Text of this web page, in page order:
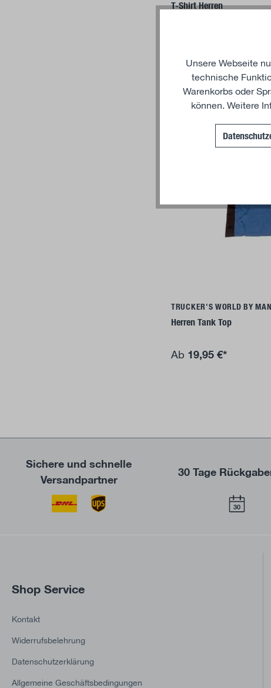
T-Shirt Herren
TRUCKER'S WORLD BY MAN
Herren Tank Top
Ab 19,95 €*
Sichere und schnelle
Versandpartner
30 Tage
30
Shop Service
Kontakt
Widerrufsbelehrung
Datenschutzerklärung
Allgemeine Geschäftsbedingungen
Unsere Webseite
technische
Warenkorbs oder
können. Weitere